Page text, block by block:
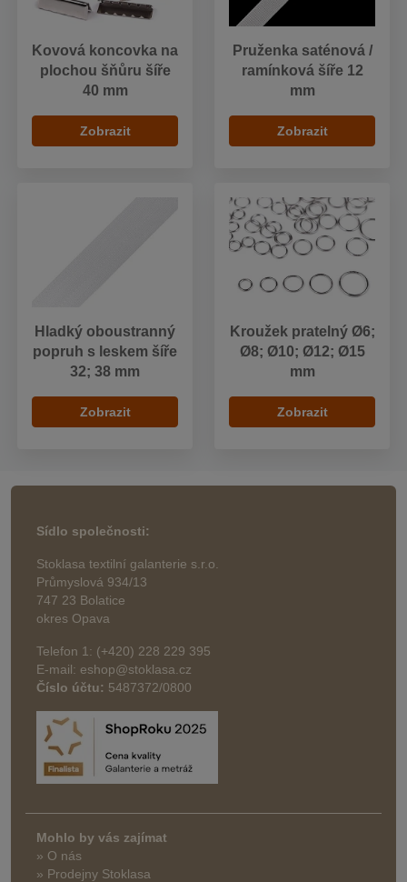
Kovová koncovka na
plochou šňůru šíře
40 mm
Zobrazit
Pruženka saténová /
ramínková šíře 12
mm
Zobrazit
Hladký oboustranný
popruh s leskem šíře
32; 38 mm
Zobrazit
Kroužek pratelný Ø6;
Ø8; Ø10; Ø12; Ø15
mm
Zobrazit
Sídlo společnosti:
Stoklasa textilní galanterie s.r.o.
Průmyslová 934/13
747 23 Bolatice
okres Opava
Telefon 1: (+420) 228 229 395
E-mail: eshop@stoklasa.cz
Číslo účtu: 5487372/0800
Mohlo by vás zajímat
» O nás
» Prodejny Stoklasa